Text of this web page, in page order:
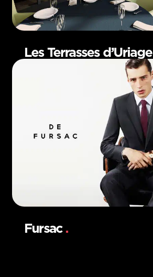
Les Terrasses d’Uriage
Fursac .